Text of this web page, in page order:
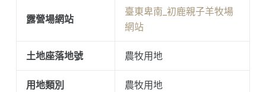
露營場網站
臺東卑南_初鹿親子羊牧場
網站
土地座落地號 農牧用地
用地類別 農牧用地